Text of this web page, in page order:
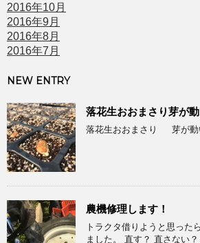
2016年10月
2016年9月
2016年8月
2016年7月
NEW ENTRY
落花生おおまさり芽が
落花生おおまさり 芽が動
農機修理します！
トラクタ借りようと思った
ました。 直す？ 直さない？